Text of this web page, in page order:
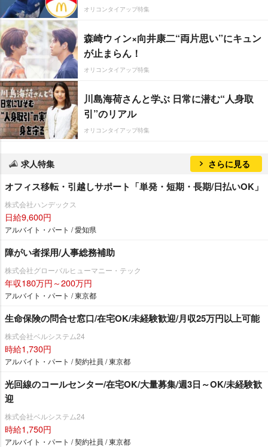
オリコンタイアップ特集
森崎ウィン×向井康二“両片思い”にキュン
が止まらん！
オリコンタイアップ特集
川島海荷さんと学ぶ 日常に潜む“人身取
引”のリアル
オリコンタイアップ特集
求人特集 さらに見る
オフィス移転・引越しサポート「単発・短期・長期/日払いOK」
株式会社ハンデックス
日給9,600円
アルバイト・パート / 愛知県
障がい者採用/人事総務補助
株式会社グローバルヒューマニー・テック
年収180万円～200万円
アルバイト・パート / 東京都
生命保険の問合せ窓口/在宅OK/未経験歓迎/月収25万円以上可能
株式会社ベルシステム24
時給1,730円
アルバイト・パート / 契約社員 / 東京都
光回線のコールセンター/在宅OK/大量募集/週3日～OK/未経験歓
迎
株式会社ベルシステム24
時給1,750円
アルバイト・パート / 契約社員 / 東京都